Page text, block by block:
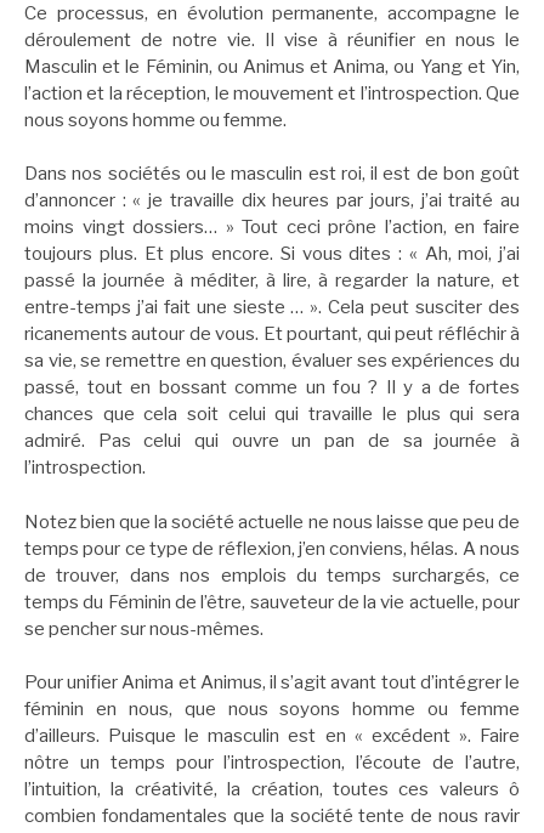
Ce processus, en évolution permanente, accompagne le
déroulement de notre vie. Il vise à réunifier en nous le
Masculin et le Féminin, ou Animus et Anima, ou Yang et Yin,
l’action et la réception, le mouvement et l’introspection. Que
nous soyons homme ou femme.
Dans nos sociétés ou le masculin est roi, il est de bon goût
d’annoncer : « je travaille dix heures par jours, j’ai traité au
moins vingt dossiers… » Tout ceci prône l’action, en faire
toujours plus. Et plus encore. Si vous dites : « Ah, moi, j’ai
passé la journée à méditer, à lire, à regarder la nature, et
entre-temps j’ai fait une sieste … ». Cela peut susciter des
ricanements autour de vous. Et pourtant, qui peut réfléchir à
sa vie, se remettre en question, évaluer ses expériences du
passé, tout en bossant comme un fou ? Il y a de fortes
chances que cela soit celui qui travaille le plus qui sera
admiré. Pas celui qui ouvre un pan de sa journée à
l’introspection.
Notez bien que la société actuelle ne nous laisse que peu de
temps pour ce type de réflexion, j’en conviens, hélas. A nous
de trouver, dans nos emplois du temps surchargés, ce
temps du Féminin de l’être, sauveteur de la vie actuelle, pour
se pencher sur nous-mêmes.
Pour unifier Anima et Animus, il s’agit avant tout d’intégrer le
féminin en nous, que nous soyons homme ou femme
d’ailleurs. Puisque le masculin est en « excédent ». Faire
nôtre un temps pour l’introspection, l’écoute de l’autre,
l’intuition, la créativité, la création, toutes ces valeurs ô
combien fondamentales que la société tente de nous ravir